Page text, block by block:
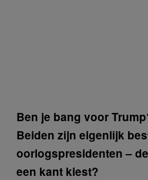
Ben je bang voor
Beiden zijn eigenlijk
oorlogspresidenten –
een kant kiest?